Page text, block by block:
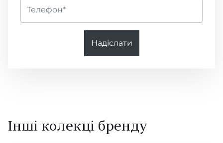
Надіслати
Інші колекці бренду